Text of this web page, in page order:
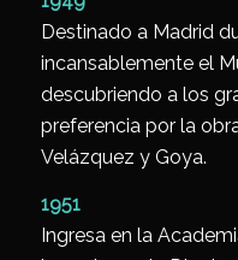
Destinado a Madrid
incansablemente el
descubriendo a los
preferencia por la
Velázquez y Goya.
1951
Ingresa en la